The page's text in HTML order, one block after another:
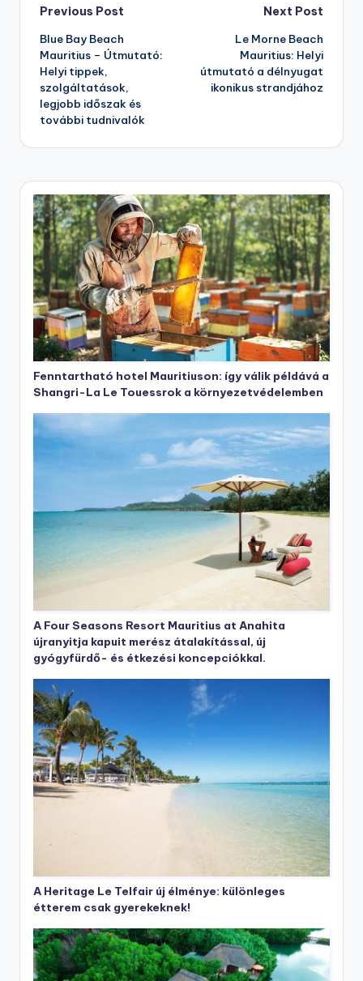
Post
navigation
Previous Post
Blue Bay Beach
Mauritius – Útmutató:
Helyi tippek,
szolgáltatások,
legjobb időszak és
további tudnivalók
Next Post
Le Morne Beach
Mauritius: Helyi
útmutató a délnyugat
ikonikus strandjához
Fenntartható hotel Mauritiuson: így válik példává a
Shangri-La Le Touessrok a környezetvédelemben
A Four Seasons Resort Mauritius at Anahita
újranyitja kapuit merész átalakítással, új
gyógyfürdő- és étkezési koncepciókkal.
A Heritage Le Telfair új élménye: különleges
étterem csak gyerekeknek!